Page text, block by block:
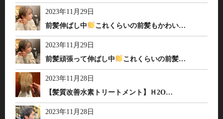
2023年11月29日
前髪伸ばし中
これくらいの前髪もかわい…
2023年11月29日
前髪頑張って伸ばし中
これくらいの前髪…
2023年11月28日
【髪質改善水素トリートメント】Ｈ2O…
2023年11月28日